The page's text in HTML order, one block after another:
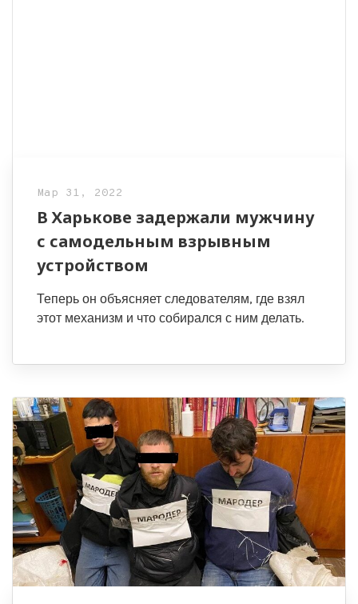
Мар 31, 2022
В Харькове задержали мужчину
с самодельным взрывным
устройством
Теперь он объясняет следователям, где взял
этот механизм и что собирался с ним делать.